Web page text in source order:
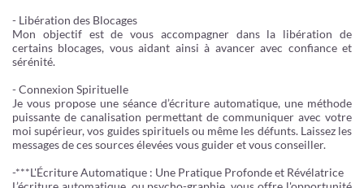
- Libération des Blocages
Mon objectif est de vous accompagner dans la libération de
certains blocages, vous aidant ainsi à avancer avec confiance et
sérénité.
- Connexion Spirituelle
Je vous propose une séance d’écriture automatique, une méthode
puissante de canalisation permettant de communiquer avec votre
moi supérieur, vos guides spirituels ou même les défunts. Laissez les
messages de ces sources élevées vous guider et vous conseiller.
-***L'Écriture Automatique : Une Pratique Profonde et Révélatrice